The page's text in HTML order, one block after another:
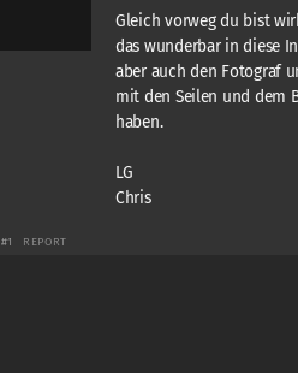
Gleich vorweg du bist
das wunderbar in diese
aber auch den Fotograf
mit den Seilen und dem
haben.
LG
Chris
#1 REPORT